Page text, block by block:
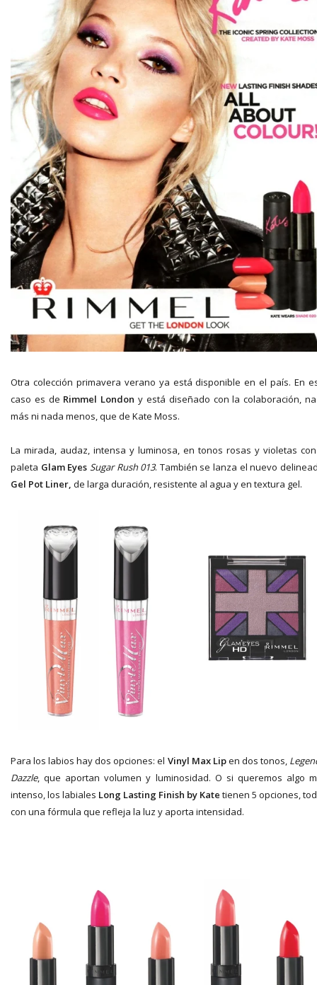
Otra colección primavera verano ya está disponible en el país. En
caso es de Rimmel London y está diseñado con la colaboración,
más ni nada menos, que de Kate Moss.
La mirada, audaz, intensa y luminosa, en tonos rosas y violetas
paleta Glam Eyes Sugar Rush 013. También se lanza el nuevo
Gel Pot Liner, de larga duración, resistente al agua y en textura gel.
Para los labios hay dos opciones: el Vinyl Max Lipen dos tonos,
Dazzle, que aportan volumen y luminosidad. O si queremos algo
intenso, los labiales Long Lasting Finish by Kate tienen 5 opciones,
con una fórmula que refleja la luz y aporta intensidad.